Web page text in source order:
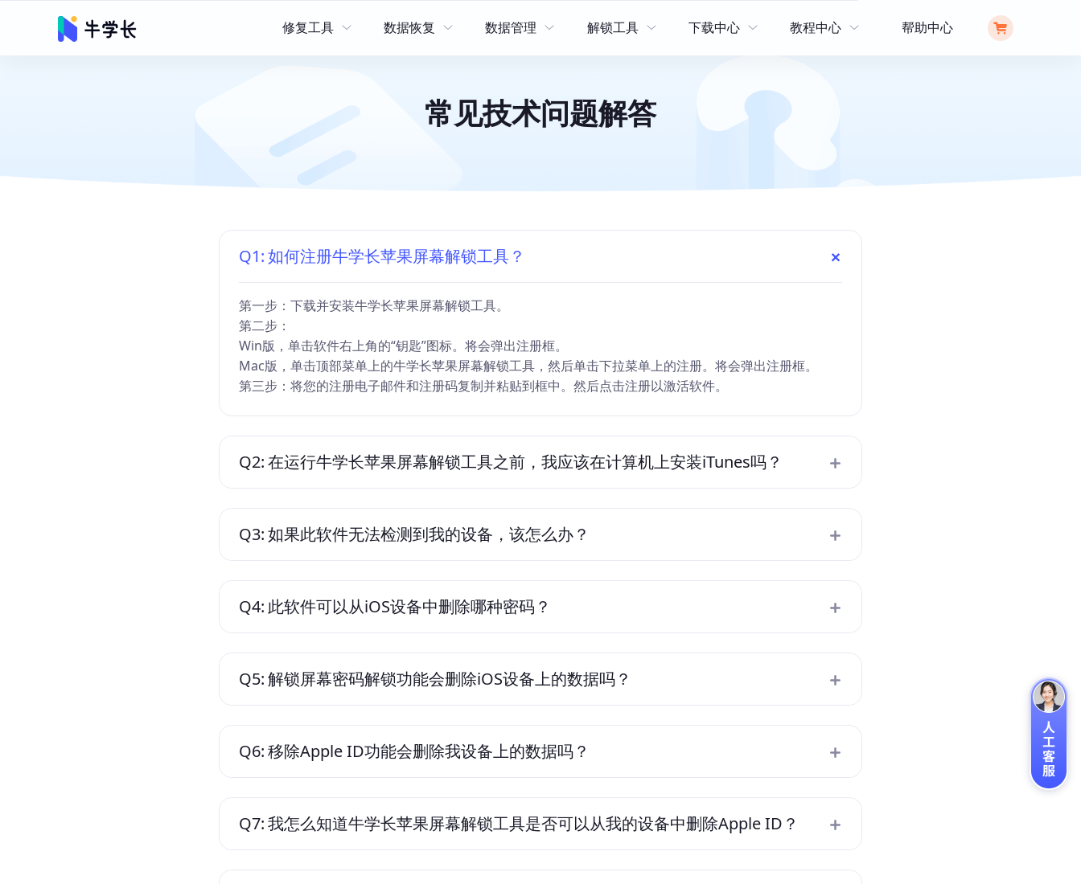
修复工具
牛学长安卓手机修复工具
牛学长文件修复工具
牛学长重复文件删除工具
数据恢复
牛学长Mac数据恢复工具
数据管理 解锁工具 下载中心
数据管理
教程中心
文章教程
帮助中心
常见技术问题解答
Q1:如何注册牛学长苹果屏幕解锁工具？
第一步：下载并安装牛学长苹果屏幕解锁工具。
第二步：
Win版，单击软件右上角的“钥匙”图标。将会弹出注册框。
Mac版，单击顶部菜单上的牛学长苹果屏幕解锁工具，然后单击下拉菜单上的注册。将会弹出注册框。
第三步：将您的注册电子邮件和注册码复制并粘贴到框中。然后点击注册以激活软件。
Q2:在运行牛学长苹果屏幕解锁工具之前，我应该在计算机上安装iTunes吗？
Q3:如果此软件无法检测到我的设备，该怎么办？
Q4: 此软件可以从iOS设备中删除哪种密码？
Q5:解锁屏幕密码解锁功能会删除iOS设备上的数据吗？
Q6:移除Apple ID功能会删除我设备上的数据吗？
Q7:我怎么知道牛学长苹果屏幕解锁工具是否可以从我的设备中删除Apple ID？